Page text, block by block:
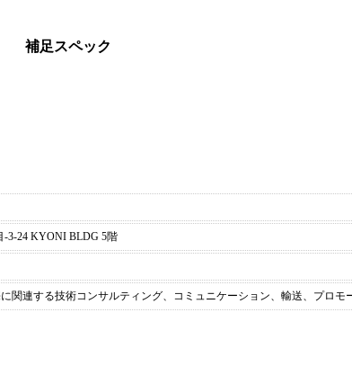
補足スペック
-3-24 KYONI BLDG 5階
関連する技術コンサルティング、コミュニケーション、輸送、プロモ